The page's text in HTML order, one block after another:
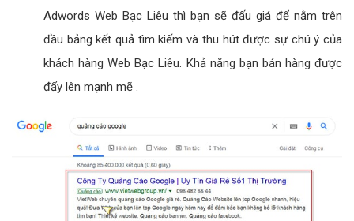
Adwords Web Bạc Liêu thì bạn sẽ đấu giá để nằm trên
đầu bảng kết quả tìm kiếm và thu hút được sự chú ý của
khách hàng Web Bạc Liêu. Khả năng bạn bán hàng được
đẩy lên mạnh mẽ .